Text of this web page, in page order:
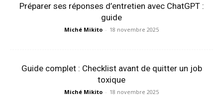
Préparer ses réponses d’entretien avec ChatGPT :
guide
Miché Mikito - 18 novembre 2025
Guide complet : Checklist avant de quitter un job
toxique
Miché Mikito - 18 novembre 2025